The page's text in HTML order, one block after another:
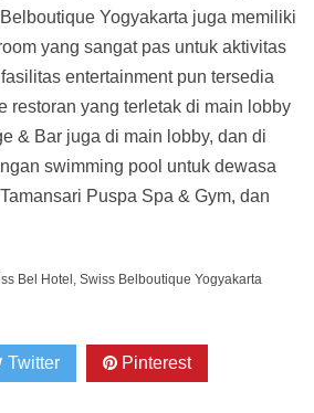
Yogyakarta juga memiliki
yang sangat pas untuk aktivitas
entertainment pun tersedia
restoran yang terletak di main lobby
& Bar juga di main lobby, dan di
swimming pool untuk dewasa
Puspa Spa & Gym, dan
Bel Hotel , Swiss Belboutique Yogyakarta
Twitter Pinterest